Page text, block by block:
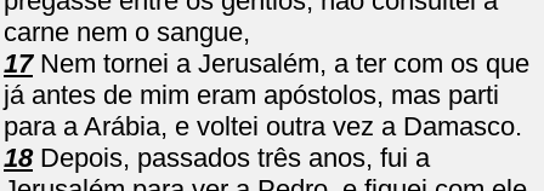
carne nem o sangue,
17Nem tornei a Jerusalém, a ter com os que
já antes de mim eram apóstolos, mas parti
para a Arábia, e voltei outra vez a Damasco.
18Depois, passados três anos, fui a